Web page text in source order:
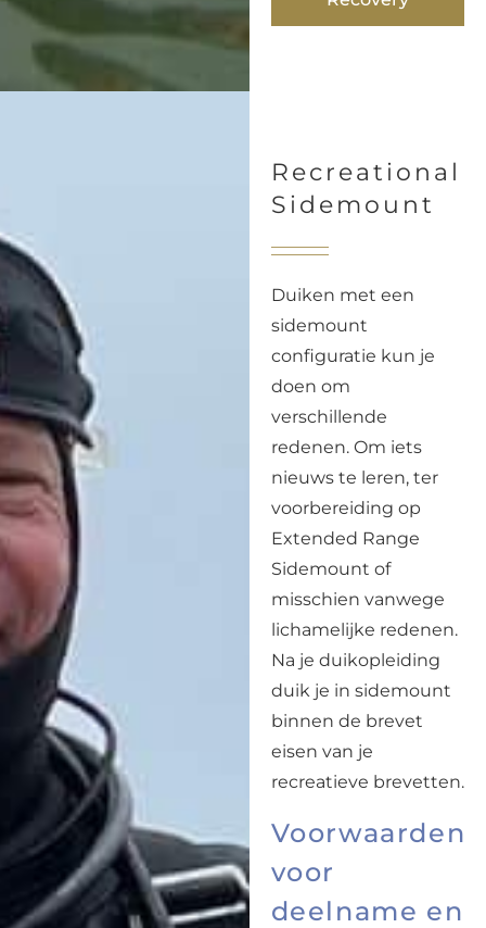
Recreational
Sidemount
Duiken met een
sidemount
configuratie kun je
doen om
verschillende
redenen. Om iets
nieuws te leren, ter
voorbereiding op
Extended Range
Sidemount of
misschien vanwege
lichamelijke redenen.
Na je duikopleiding
duik je in sidemount
binnen de brevet
eisen van je
recreatieve brevetten.
Voorwaarden
voor
deelname en